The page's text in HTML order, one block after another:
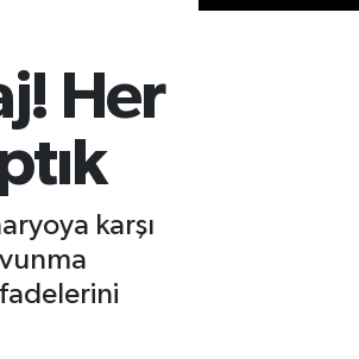
Her
karşı